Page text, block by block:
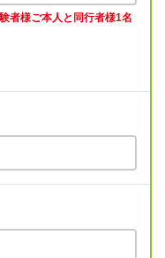
者様ご本人と同行者様1名